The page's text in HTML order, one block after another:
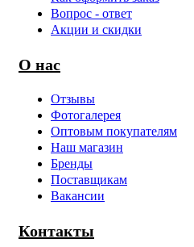
Вопрос - ответ
Акции и скидки
О нас
Отзывы
Фотогалерея
Оптовым покупателям
Наш магазин
Бренды
Поставщикам
Вакансии
Контакты